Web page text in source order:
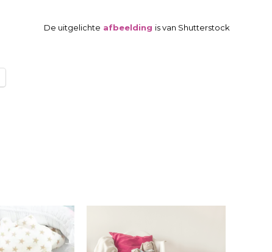
De uitgelichte afbeelding is van Shutterstock